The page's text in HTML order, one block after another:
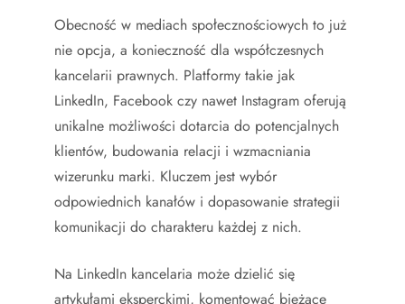
Obecność w mediach społecznościowych to już
nie opcja, a konieczność dla współczesnych
kancelarii prawnych. Platformy takie jak
LinkedIn, Facebook czy nawet Instagram oferują
unikalne możliwości dotarcia do potencjalnych
klientów, budowania relacji i wzmacniania
wizerunku marki. Kluczem jest wybór
odpowiednich kanałów i dopasowanie strategii
komunikacji do charakteru każdej z nich.
Na LinkedIn kancelaria może dzielić się
artykułami eksperckimi, komentować bieżące